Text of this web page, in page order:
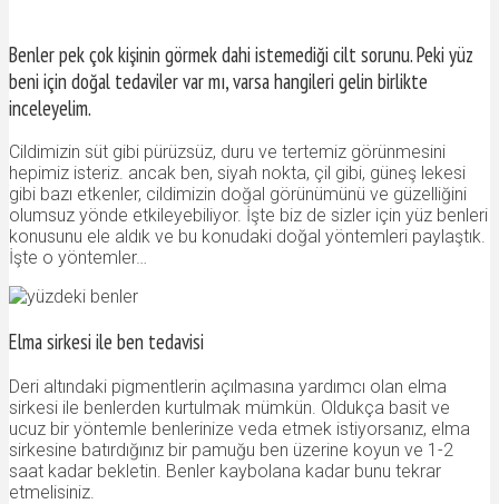
Benler pek çok kişinin görmek dahi istemediği cilt sorunu. Peki yüz
beni için doğal tedaviler var mı, varsa hangileri gelin birlikte
inceleyelim.
Cildimizin süt gibi pürüzsüz, duru ve tertemiz görünmesini
hepimiz isteriz. ancak ben, siyah nokta, çil gibi, güneş lekesi
gibi bazı etkenler, cildimizin doğal görünümünü ve güzelliğini
olumsuz yönde etkileyebiliyor. İşte biz de sizler için yüz benleri
konusunu ele aldık ve bu konudaki doğal yöntemleri paylaştık.
İşte o yöntemler…
Elma sirkesi ile ben tedavisi
Deri altındaki pigmentlerin açılmasına yardımcı olan elma
sirkesi ile benlerden kurtulmak mümkün. Oldukça basit ve
ucuz bir yöntemle benlerinize veda etmek istiyorsanız, elma
sirkesine batırdığınız bir pamuğu ben üzerine koyun ve 1-2
saat kadar bekletin. Benler kaybolana kadar bunu tekrar
etmelisiniz.